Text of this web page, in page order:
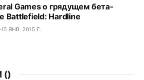
Games о грядущем бета-
Battlefield: Hardline
15 ЯНВ. 2015 Г.
()